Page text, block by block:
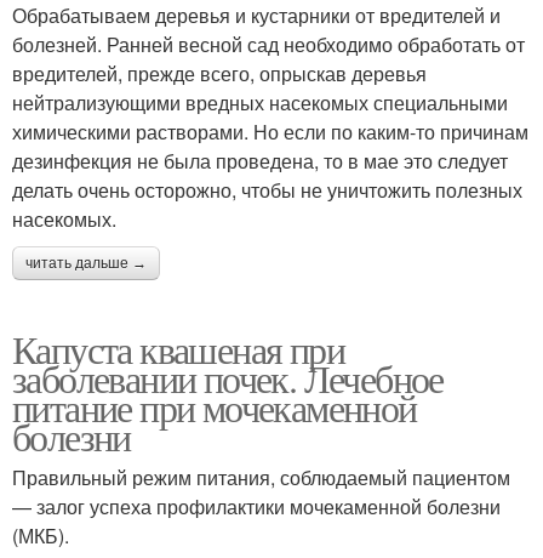
Обрабатываем деревья и кустарники от вредителей и
болезней. Ранней весной сад необходимо обработать от
вредителей, прежде всего, опрыскав деревья
нейтрализующими вредных насекомых специальными
химическими растворами. Но если по каким-то причинам
дезинфекция не была проведена, то в мае это следует
делать очень осторожно, чтобы не уничтожить полезных
насекомых.
читать дальше →
Капуста квашеная при
заболевании почек. Лечебное
питание при мочекаменной
болезни
Правильный режим питания, соблюдаемый пациентом
— залог успеха профилактики мочекаменной болезни
(МКБ).